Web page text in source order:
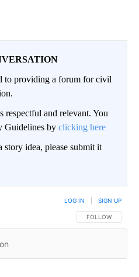
providing a forum for civil
respectful and relevant. You
Guidelines by clicking here
idea, please submit it
FOLLOW THIS
FOLLOW
LOG IN SIGN UP